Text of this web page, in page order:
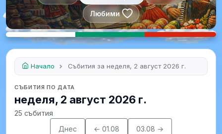
Любими
Начало Събития за неделя, 2 август 2026 г.
СЪБИТИЯ ПО ДАТА
неделя, 2 август 2026 г.
25 събития
Днес
← 01.08 03.08 →